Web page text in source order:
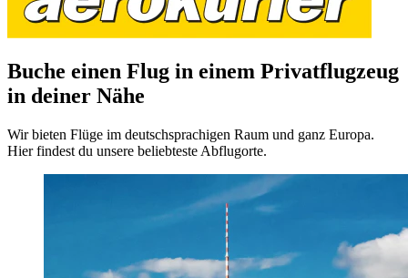
Buche einen Flug in einem Privatflugzeug
in deiner Nähe
Wir bieten Flüge im deutschsprachigen Raum und ganz Europa.
Hier findest du unsere beliebteste Abflugorte.